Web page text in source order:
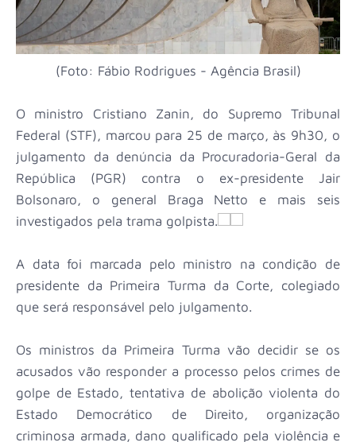
(Foto: Fábio Rodrigues - Agência Brasil)
O ministro Cristiano Zanin, do Supremo Tribunal
Federal (STF), marcou para 25 de março, às 9h30, o
julgamento da denúncia da Procuradoria-Geral da
República (PGR) contra o ex-presidente Jair
Bolsonaro, o general Braga Netto e mais seis
investigados pela trama golpista.
A data foi marcada pelo ministro na condição de
presidente da Primeira Turma da Corte, colegiado
que será responsável pelo julgamento.
Os ministros da Primeira Turma vão decidir se os
acusados vão responder a processo pelos crimes de
golpe de Estado, tentativa de abolição violenta do
Estado Democrático de Direito, organização
criminosa armada, dano qualificado pela violência e